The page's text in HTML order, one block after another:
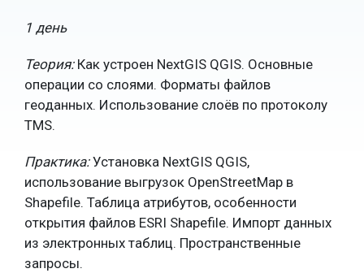
1 день
Теория: Как устроен NextGIS QGIS. Основные
операции со слоями. Форматы файлов
геоданных. Использование слоёв по протоколу
TMS.
Практика:Установка NextGIS QGIS,
использование выгрузок OpenStreetMap в
Shapefile. Таблица атрибутов, особенности
открытия файлов ESRI Shapefile. Импорт данных
из электронных таблиц. Пространственные
запросы.